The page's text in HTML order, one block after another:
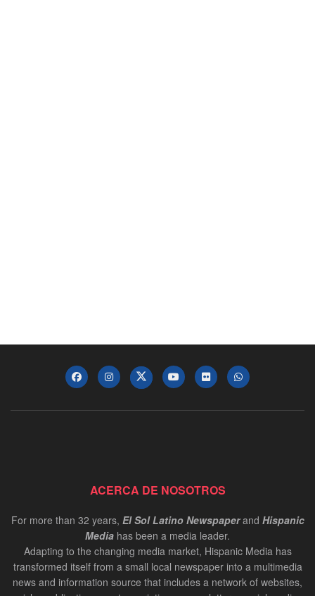
ACERCA DE NOSOTROS
For more than 32 years, El Sol Latino Newspaperand Hispanic
Media has been a media leader.
Adapting to the changing media market, Hispanic Media has
transformed itself from a small local newspaper into a multimedia
news and information source that includes a network of websites,